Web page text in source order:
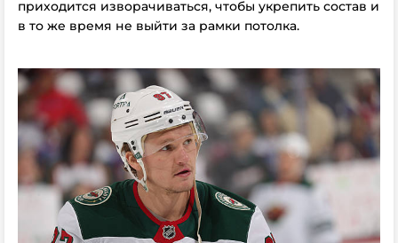
приходится изворачиваться, чтобы укрепить состав и
в то же время не выйти за рамки потолка.